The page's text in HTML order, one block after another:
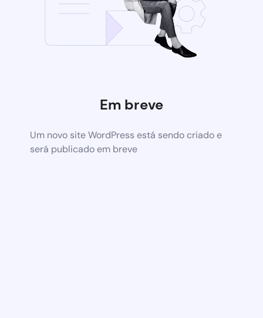
Em breve
Um novo site WordPress está sendo criado e
será publicado em breve